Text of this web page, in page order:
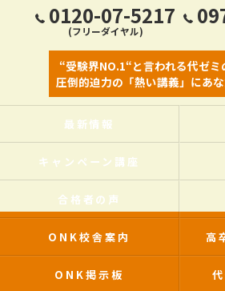
0120-07-5217
(フリーダイヤル)
“受験界NO.1“と言われる代ゼミ
圧倒的迫力の「熱い講義」にあ
最新情報
キャンペーン講座
合格者の声
ONK校舎案内 高
ONK掲示板